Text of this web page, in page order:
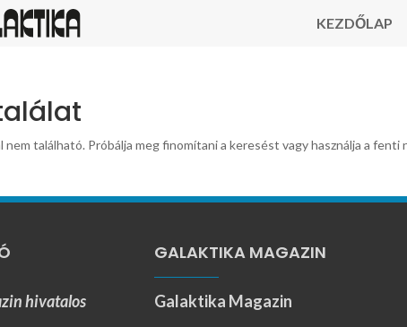
KEZDŐLAP
található. Próbálja meg finomítani a keresést vagy használja a fenti
hivatalos
GALAKTIKA MAGAZIN
Galaktika Magazin